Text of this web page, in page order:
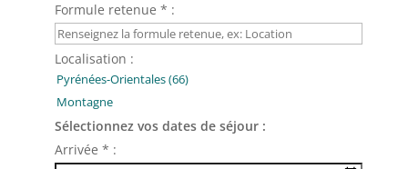
Formule retenue * :
Localisation :
Sélectionnez vos dates de séjour :
Arrivée * :